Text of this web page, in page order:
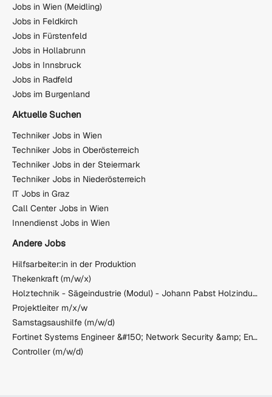
Jobs in Wien (Meidling)
Jobs in Feldkirch
Jobs in Fürstenfeld
Jobs in Hollabrunn
Jobs in Innsbruck
Jobs in Radfeld
Jobs im Burgenland
Aktuelle Suchen
Techniker Jobs in Wien
Techniker Jobs in Oberösterreich
Techniker Jobs in der Steiermark
Techniker Jobs in Niederösterreich
IT Jobs in Graz
Call Center Jobs in Wien
Innendienst Jobs in Wien
Andere Jobs
Hilfsarbeiter:in in der Produktion
Thekenkraft (m/w/x)
Holztechnik - Sägeindustrie (Modul) - Johann Pabst Holzindustrie GmbH
Projektleiter m/x/w
Samstagsaushilfe (m/w/d)
Fortinet Systems Engineer &#150; Network Security &amp; Enterprise Solutions
Controller (m/w/d)